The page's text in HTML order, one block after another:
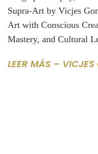
Supra-Art by Vicjes
Art with Conscious
Mastery, and Cultural
LEER MÁS – VICJES